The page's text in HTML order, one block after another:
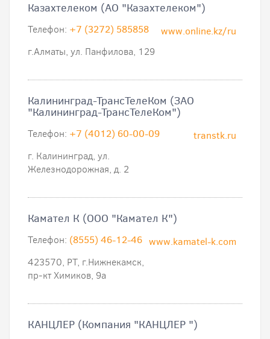
Казахтелеком (АО "Казахтелеком")
www.online.kz/ru
Телефон: +7 (3272) 585858
г.Алматы, ул. Панфилова, 129
Калининград-ТрансТелеКом (ЗАО
"Калининград-ТрансТелеКом")
transtk.ru
Телефон: +7 (4012) 60-00-09
г. Калининград, ул.
Железнодорожная, д. 2
Камател К (ООО "Камател К")
www.kamatel-k.com
Телефон: (8555) 46-12-46
423570, РТ, г.Нижнекамск,
пр-кт Химиков, 9а
КАНЦЛЕР (Компания "КАНЦЛЕР ")